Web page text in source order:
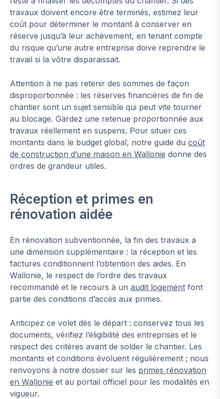
travaux doivent encore être terminés, estimez leur
coût pour déterminer le montant à conserver en
réserve jusqu’à leur achèvement, en tenant compte
du risque qu’une autre entreprise doive reprendre le
travail si la vôtre disparaissait.
Attention à ne pas retenir des sommes de façon
disproportionnée : les réserves financières de fin de
chantier sont un sujet sensible qui peut vite tourner
au blocage. Gardez une retenue proportionnée aux
travaux réellement en suspens. Pour situer ces
montants dans le budget global, notre guide du coût
de construction d’une maison en Wallonie donne des
ordres de grandeur utiles.
Réception et primes en
rénovation aidée
En rénovation subventionnée, la fin des travaux a
une dimension supplémentaire : la réception et les
factures conditionnent l’obtention des aides. En
Wallonie, le respect de l’ordre des travaux
recommandé et le recours à un audit logement font
partie des conditions d’accès aux primes.
Anticipez ce volet dès le départ : conservez tous les
documents, vérifiez l’éligibilité des entreprises et le
respect des critères avant de solder le chantier. Les
montants et conditions évoluent régulièrement ; nous
renvoyons à notre dossier sur les primes rénovation
en Wallonie et au portail officiel pour les modalités en
vigueur.